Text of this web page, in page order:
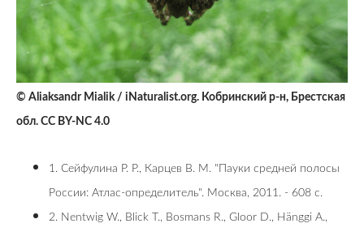
© Aliaksandr Mialik / iNaturalist.org. Кобринский р-н, Брестская
обл. CC BY-NC 4.0
1. Сейфулина Р. Р., Карцев В. М. "Пауки средней полосы
России: Атлас-определитель". Москва, 2011. - 608 с.
2. Nentwig W., Blick T., Bosmans R., Gloor D., Hänggi A.,